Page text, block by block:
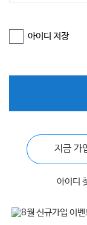
아이디 저장
지금 가
아이디